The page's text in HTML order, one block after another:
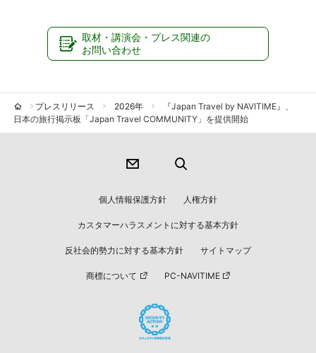
取材・講演会・プレス関連の
お問い合わせ
プレスリリース 2026年
『Japan Travel by NAVITIME』、
日本の旅行掲示板「Japan Travel COMMUNITY」を提供開始
個人情報保護方針 人権方針
カスタマーハラスメントに対する基本方針
反社会的勢力に対する基本方針 サイトマップ
商標について PC-NAVITIME